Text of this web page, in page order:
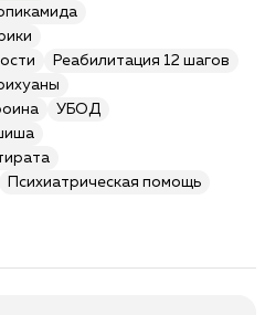
Реабилитация 12 шагов
УБОД
Психиатрическая помощь